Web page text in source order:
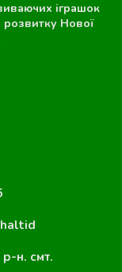
іграшок
розвитку Нової
н. смт.